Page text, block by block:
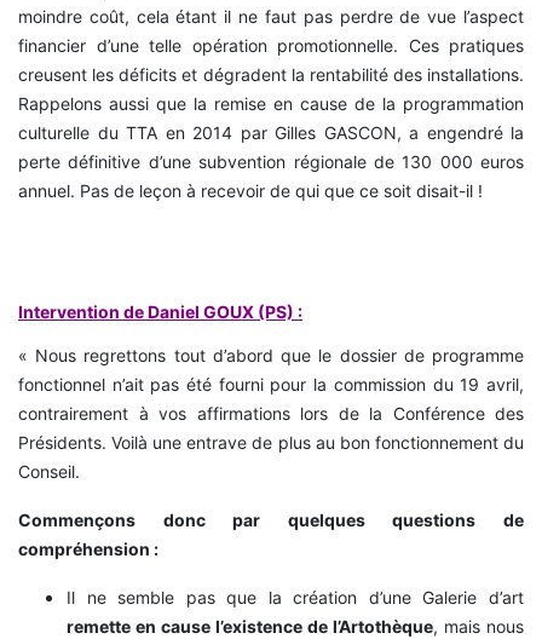
moindre coût, cela étant il ne faut pas perdre de vue l’aspect
financier d’une telle opération promotionnelle. Ces pratiques
creusent les déficits et dégradent la rentabilité des installations.
Rappelons aussi que la remise en cause de la programmation
culturelle du TTA en 2014 par Gilles GASCON, a engendré la
perte définitive d’une subvention régionale de 130 000 euros
annuel. Pas de leçon à recevoir de qui que ce soit disait-il !
Intervention de Daniel GOUX (PS) :
« Nous regrettons tout d’abord que le dossier de programme
fonctionnel n’ait pas été fourni pour la commission du 19 avril,
contrairement à vos affirmations lors de la Conférence des
Présidents. Voilà une entrave de plus au bon fonctionnement du
Conseil.
Commençons donc par quelques questions de
compréhension :
Il ne semble pas que la création d’une Galerie d’art
remette en cause l’existence de l’Artothèque, mais nous